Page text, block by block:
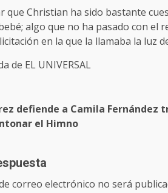
que Christian ha sido bastante
algo que no ha pasado con el
en la que la llamaba la luz
de EL UNIVERSAL
defiende a Camila Fernández
el Himno
correo electrónico no será